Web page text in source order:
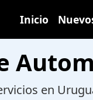
Inicio
en